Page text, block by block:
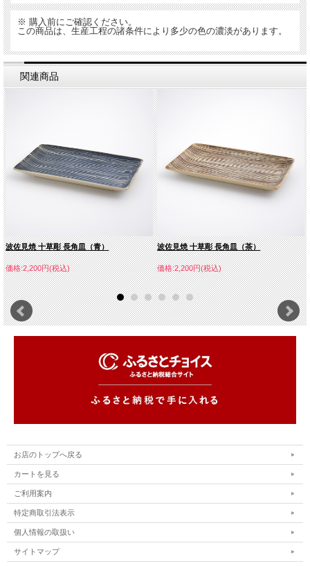
※ 購入前にご確認ください。
この商品は、生産工程の諸条件により多少の色の濃淡があります。
関連商品
波佐見焼 十草彫 長角皿（青）
価格:2,200円(税込)
波佐見焼 十草彫 長角皿（茶）
価格:2,200円(税込)
お店のトップへ戻る
カートを見る
ご利用案内
特定商取引法表示
個人情報の取扱い
サイトマップ